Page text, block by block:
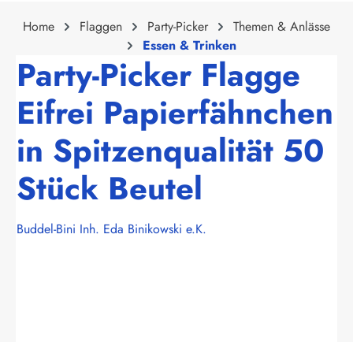
Home Flaggen Party-Picker
Themen & Anlässe
Essen & Trinken
Party-Picker Flagge
Eifrei Papierfähnchen
in Spitzenqualität 50
Stück Beutel
Buddel-Bini Inh. Eda Binikowski e.K.